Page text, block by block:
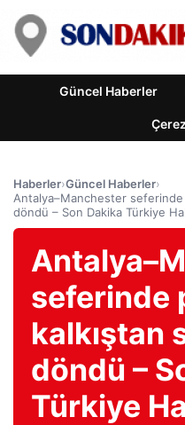
Güncel Haberler
Haberler›Güncel Haberler›
Antalya–Manchester
döndü – Son Dakika Türkiye
seferinde
kalkıştan
döndü –
Türkiye